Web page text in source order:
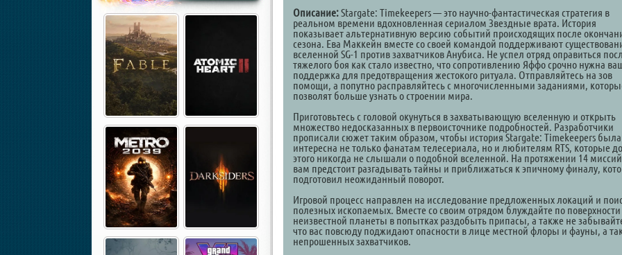
Описание:Stargate: Timekeepers — это научно-фантастическая стратегия в
реальном времени вдохновленная сериалом Звездные врата. История
показывает альтернативную версию событий происходящих после
сезона. Ева Маккейн вместе со своей командой поддерживают
вселенной SG-1 против захватчиков Анубиса. Не успел отряд оправиться
тяжелого боя как стало известно, что сопротивлению Яффо срочно нужна
поддержка для предотвращения жестокого ритуала. Отправляйтесь на зов
помощи, а попутно расправляйтесь с многочисленными заданиями,
позволят больше узнать о строении мира.
Приготовьтесь с головой окунуться в захватывающую вселенную и открыть
множество недосказанных в первоисточнике подробностей. Разработчики
прописали сюжет таким образом, чтобы история Stargate: Timekeepers была
интересна не только фанатам телесериала, но и любителям RTS, которые до
этого никогда не слышали о подобной вселенной. На протяжении 14 миссий
вам предстоит разгадывать тайны и приближаться к эпичному финалу,
подготовил неожиданный поворот.
Игровой процесс направлен на исследование предложенных локаций и
полезных ископаемых. Вместе со своим отрядом блуждайте по поверхности
неизвестной планеты в попытках раздобыть припасы, а также не
что вас повсюду поджидают опасности в лице местной флоры и фауны, а
непрошенных захватчиков.